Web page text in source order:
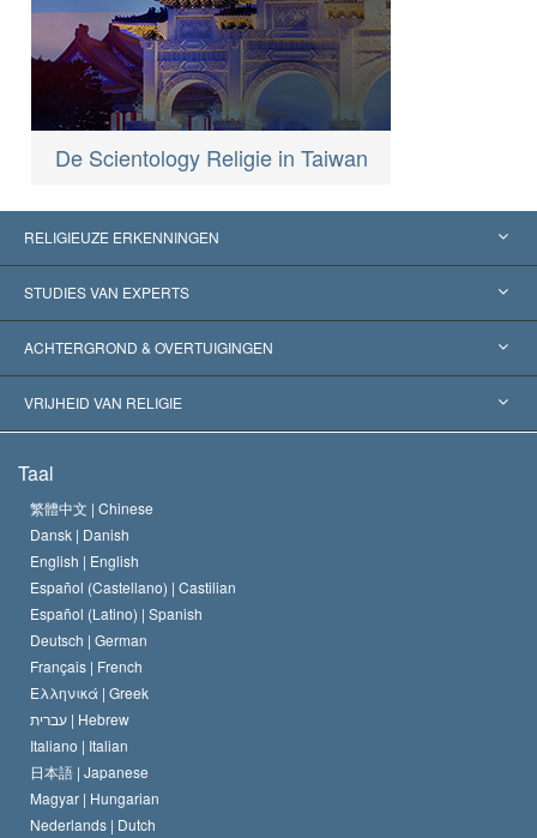
De Scientology Religie in Taiwan
RELIGIEUZE ERKENNINGEN
Verenigde Staten
Wereldwijde Erkenningen
Historische Beslissingen
STUDIES VAN EXPERTS
Expertises per Categorie
’s Werelds Meest Vooraanstaande Experts
ACHTERGROND & OVERTUIGINGEN
L. Ron Hubbard
Het Credo van de Scientology Kerk
De Code van een Scientoloog
David Miscavige
VRIJHEID VAN RELIGIE
Internationale Mensenrechten Standaards
Verklaring over Religie
Taal
繁體中文 | Chinese
Dansk | Danish
English | English
Español (Castellano) | Castilian
Español (Latino) | Spanish
Deutsch | German
Français | French
Ελληνικά | Greek
עברית | Hebrew
Italiano | Italian
日本語 | Japanese
Magyar | Hungarian
Nederlands | Dutch